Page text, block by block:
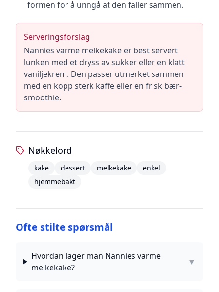
formen for å unngå at den faller sammen.
Serveringsforslag
Nannies varme melkekake er best servert
lunken med et dryss av sukker eller en klatt
vaniljekrem. Den passer utmerket sammen
med en kopp sterk kaffe eller en frisk bær-
smoothie.
Nøkkelord
kake dessert melkekake
enkel
hjemmebakt
Ofte stilte spørsmål
Hvordan lager man Nannies varme
melkekake?
▼